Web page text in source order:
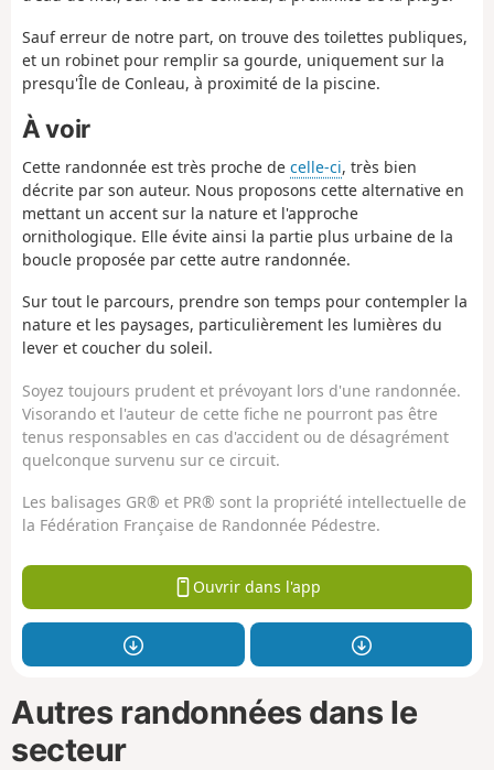
Sauf erreur de notre part, on trouve des toilettes publiques,
et un robinet pour remplir sa gourde, uniquement sur la
presqu'Île de Conleau, à proximité de la piscine.
À voir
Cette randonnée est très proche de celle-ci, très bien
décrite par son auteur. Nous proposons cette alternative en
mettant un accent sur la nature et l'approche
ornithologique. Elle évite ainsi la partie plus urbaine de la
boucle proposée par cette autre randonnée.
Sur tout le parcours, prendre son temps pour contempler la
nature et les paysages, particulièrement les lumières du
lever et coucher du soleil.
Soyez toujours prudent et prévoyant lors d'une randonnée.
Visorando et l'auteur de cette fiche ne pourront pas être
tenus responsables en cas d'accident ou de désagrément
quelconque survenu sur ce circuit.
Les balisages GR® et PR® sont la propriété intellectuelle de
la Fédération Française de Randonnée Pédestre.
Ouvrir dans l'app
Autres randonnées dans le
secteur